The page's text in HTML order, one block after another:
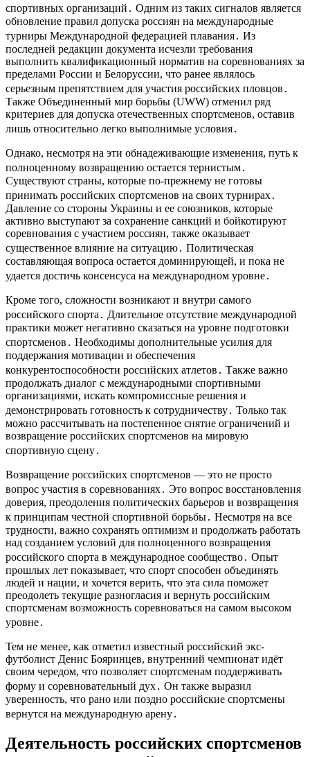
спортивных организаций․ Одним из таких сигналов является
обновление правил допуска россиян на международные
турниры Международной федерацией плавания․ Из
последней редакции документа исчезли требования
выполнить квалификационный норматив на соревнованиях за
пределами России и Белоруссии, что ранее являлось
серьезным препятствием для участия российских пловцов․
Также Объединенный мир борьбы (UWW) отменил ряд
критериев для допуска отечественных спортсменов, оставив
лишь относительно легко выполнимые условия․
Однако, несмотря на эти обнадеживающие изменения, путь к
полноценному возвращению остается тернистым․
Существуют страны, которые по-прежнему не готовы
принимать российских спортсменов на своих турнирах․
Давление со стороны Украины и ее союзников, которые
активно выступают за сохранение санкций и бойкотируют
соревнования с участием россиян, также оказывает
существенное влияние на ситуацию․ Политическая
составляющая вопроса остается доминирующей, и пока не
удается достичь консенсуса на международном уровне․
Кроме того, сложности возникают и внутри самого
российского спорта․ Длительное отсутствие международной
практики может негативно сказаться на уровне подготовки
спортсменов․ Необходимы дополнительные усилия для
поддержания мотивации и обеспечения
конкурентоспособности российских атлетов․ Также важно
продолжать диалог с международными спортивными
организациями, искать компромиссные решения и
демонстрировать готовность к сотрудничеству․ Только так
можно рассчитывать на постепенное снятие ограничений и
возвращение российских спортсменов на мировую
спортивную сцену․
Возвращение российских спортсменов — это не просто
вопрос участия в соревнованиях․ Это вопрос восстановления
доверия, преодоления политических барьеров и возвращения
к принципам честной спортивной борьбы․ Несмотря на все
трудности, важно сохранять оптимизм и продолжать работать
над созданием условий для полноценного возвращения
российского спорта в международное сообщество․ Опыт
прошлых лет показывает, что спорт способен объединять
людей и нации, и хочется верить, что эта сила поможет
преодолеть текущие разногласия и вернуть российским
спортсменам возможность соревноваться на самом высоком
уровне․
Тем не менее, как отметил известный российский экс-
футболист Денис Бояринцев, внутренний чемпионат идёт
своим чередом, что позволяет спортсменам поддерживать
форму и соревновательный дух․ Он также выразил
уверенность, что рано или поздно российские спортсмены
вернутся на международную арену․
Деятельность российских спортсменов